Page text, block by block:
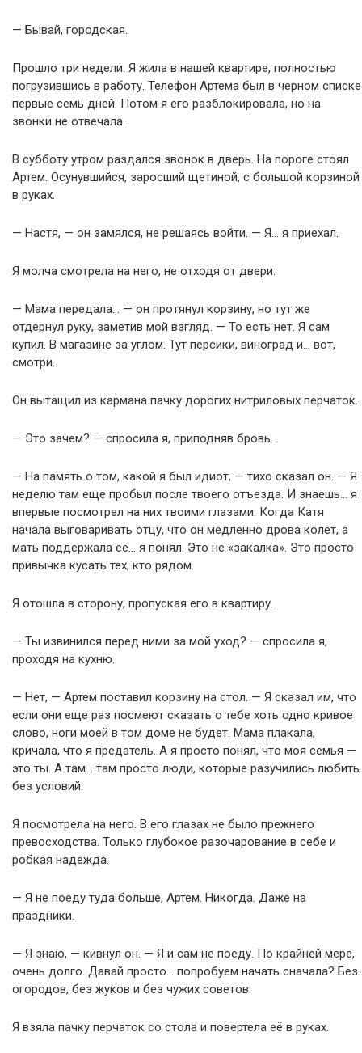
— Бывай, городская.
Прошло три недели. Я жила в нашей квартире, полностью
погрузившись в работу. Телефон Артема был в черном списке
первые семь дней. Потом я его разблокировала, но на
звонки не отвечала.
В субботу утром раздался звонок в дверь. На пороге стоял
Артем. Осунувшийся, заросший щетиной, с большой корзиной
в руках.
— Настя, — он замялся, не решаясь войти. — Я… я приехал.
Я молча смотрела на него, не отходя от двери.
— Мама передала… — он протянул корзину, но тут же
отдернул руку, заметив мой взгляд. — То есть нет. Я сам
купил. В магазине за углом. Тут персики, виноград и… вот,
смотри.
Он вытащил из кармана пачку дорогих нитриловых перчаток.
— Это зачем? — спросила я, приподняв бровь.
— На память о том, какой я был идиот, — тихо сказал он. — Я
неделю там еще пробыл после твоего отъезда. И знаешь… я
впервые посмотрел на них твоими глазами. Когда Катя
начала выговаривать отцу, что он медленно дрова колет, а
мать поддержала её… я понял. Это не «закалка». Это просто
привычка кусать тех, кто рядом.
Я отошла в сторону, пропуская его в квартиру.
— Ты извинился перед ними за мой уход? — спросила я,
проходя на кухню.
— Нет, — Артем поставил корзину на стол. — Я сказал им, что
если они еще раз посмеют сказать о тебе хоть одно кривое
слово, ноги моей в том доме не будет. Мама плакала,
кричала, что я предатель. А я просто понял, что моя семья —
это ты. А там… там просто люди, которые разучились любить
без условий.
Я посмотрела на него. В его глазах не было прежнего
превосходства. Только глубокое разочарование в себе и
робкая надежда.
— Я не поеду туда больше, Артем. Никогда. Даже на
праздники.
— Я знаю, — кивнул он. — Я и сам не поеду. По крайней мере,
очень долго. Давай просто… попробуем начать сначала? Без
огородов, без жуков и без чужих советов.
Я взяла пачку перчаток со стола и повертела её в руках.